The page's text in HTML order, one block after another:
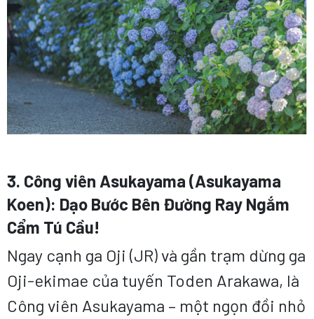
3. Công viên Asukayama (Asukayama
Koen): Dạo Bước Bên Đường Ray Ngắm
Cẩm Tú Cầu!
Ngay cạnh ga Oji (JR) và gần trạm dừng ga
Oji-ekimae của tuyến Toden Arakawa, là
Công viên Asukayama – một ngọn đồi nhỏ